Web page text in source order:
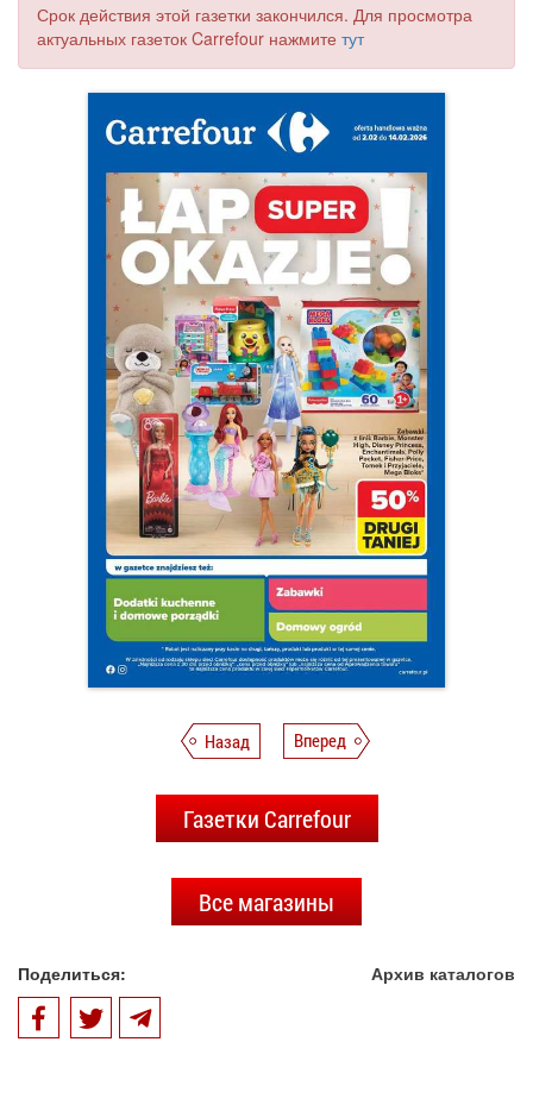
Срок действия этой газетки закончился. Для просмотра
актуальных газеток Carrefour нажмите тут
Назад Вперед
Газетки Carrefour
Все магазины
Поделиться: Архив каталогов